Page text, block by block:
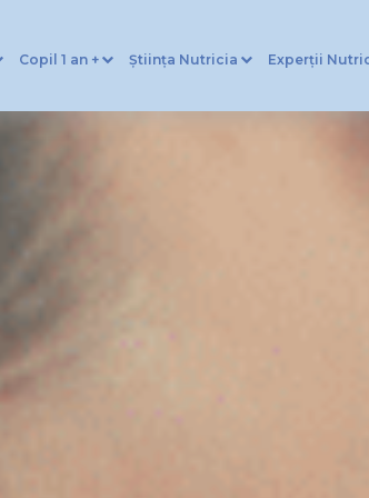
Copil 1 an + Știința Nutricia Experții